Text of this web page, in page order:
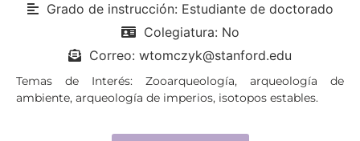
Grado de instrucción: Estudiante de doctorado
Colegiatura: No
Correo: wtomczyk@stanford.edu
Temas de Interés: Zooarqueología, arqueología de
ambiente, arqueología de imperios, isotopos estables.